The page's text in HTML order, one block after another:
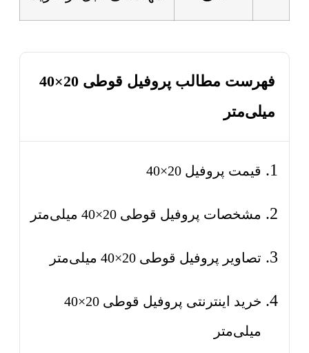
فهرست مطالب پروفیل قوطی 20×40
میلی‌متر
قیمت پروفیل 20×40
مشخصات پروفیل قوطی 20×40 میلی‌متر
تصاویر پروفیل قوطی 20×40 میلی‌متر
خرید اینترنتی پروفیل قوطی 20×40
میلی‌متر